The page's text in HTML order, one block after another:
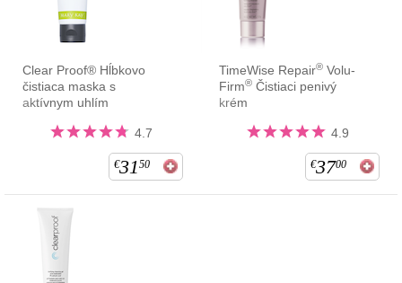
Clear Proof® Hĺbkovo
čistiaca maska s
aktívnym uhlím
4.7
€3150
TimeWise Repair® Volu-
Firm® Čistiaci penivý
krém
4.9
€3700